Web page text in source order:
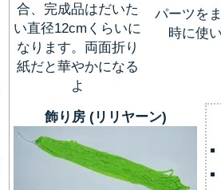
合、完成品はだいた
い直径12cmくらいに
なります。両面折り
紙だと華やかになる
よ
パーツを
時に使
飾り房 (リリヤーン)